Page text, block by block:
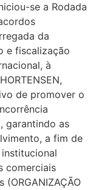
se a Rodada
da
e fiscalização
à
de promover o
garantindo as
a fim de
comerciais